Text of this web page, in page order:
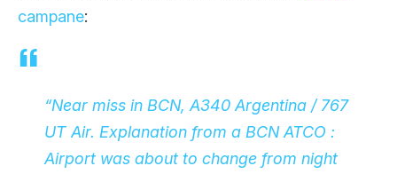
campane:
“Near miss in BCN, A340 Argentina / 767
UT Air. Explanation from a BCN ATCO :
Airport was about to change from night